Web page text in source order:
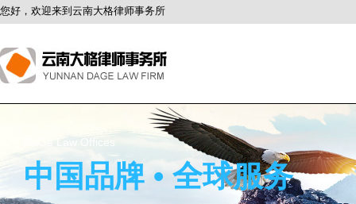
您好，欢迎来到云南大格律师事务所
DaGe Law Offices
中国品牌 • 全球服务